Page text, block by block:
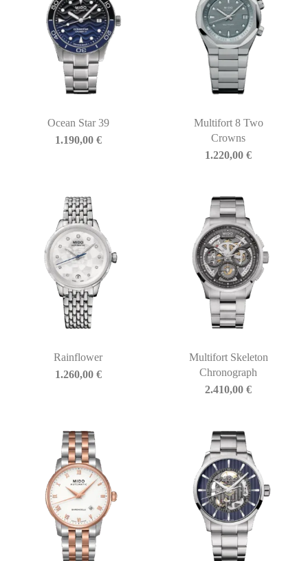
Ocean Star 39
1.190,00 €
Multifort 8 Two
Crowns
1.220,00€
Rainflower
1.260,00 €
Multifort Skeleton
Chronograph
2.410,00€